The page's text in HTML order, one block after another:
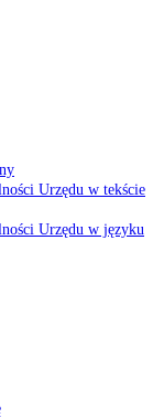
Urzędu w tekście
Urzędu w języku